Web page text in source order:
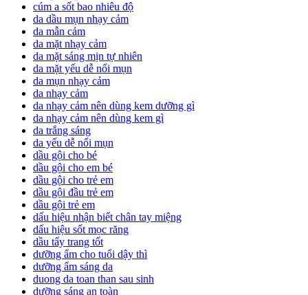
cúm a sốt bao nhiêu độ
da dầu mụn nhạy cảm
da mẫn cảm
da mặt nhạy cảm
da mặt sáng mịn tự nhiên
da mặt yếu dễ nổi mụn
da mụn nhạy cảm
da nhạy cảm
da nhạy cảm nên dùng kem dưỡng gì
da nhạy cảm nên dùng kem gì
da trắng sáng
da yếu dễ nổi mụn
dầu gội cho bé
dầu gội cho em bé
dầu gội cho trẻ em
dầu gội đầu trẻ em
dầu gội trẻ em
dấu hiệu nhận biết chân tay miệng
dấu hiệu sốt mọc răng
dầu tẩy trang tốt
dưỡng ẩm cho tuổi dậy thì
dưỡng ẩm sáng da
duong da toan than sau sinh
dưỡng sáng an toàn